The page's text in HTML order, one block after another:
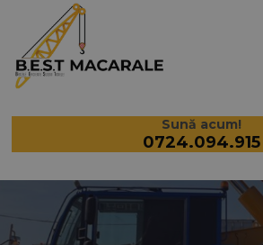
Sari la conținut
Sună acum!
0724.094.915